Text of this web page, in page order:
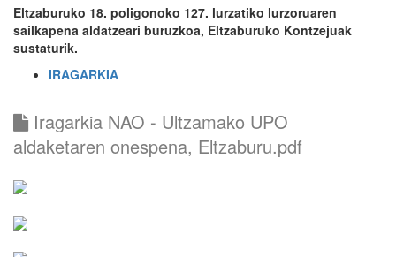
Eltzaburuko 18. poligonoko 127. lurzatiko lurzoruaren
sailkapena aldatzeari buruzkoa, Eltzaburuko Kontzejuak
sustaturik.
IRAGARKIA
Iragarkia NAO - Ultzamako UPO
aldaketaren onespena, Eltzaburu.pdf